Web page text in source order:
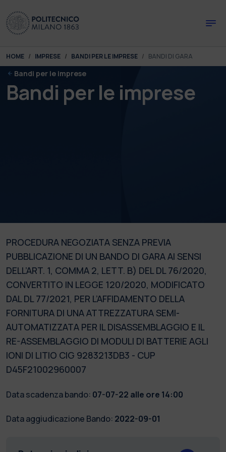
You are here:
HOME IMPRESE BANDI PER LE IMPRESE BANDI DI GARA
Bandi per le imprese
Bandi per le imprese
PROCEDURA NEGOZIATA SENZA PREVIA
PUBBLICAZIONE DI UN BANDO DI GARA AI SENSI
DELL’ART. 1, COMMA 2, LETT. B) DEL DL 76/2020,
CONVERTITO IN LEGGE 120/2020, MODIFICATO
DAL DL 77/2021, PER L’AFFIDAMENTO DELLA
FORNITURA DI UNA ATTREZZATURA SEMI-
AUTOMATIZZATA PER IL DISASSEMBLAGGIO E IL
RE-ASSEMBLAGGIO DI MODULI DI BATTERIE AGLI
IONI DI LITIO CIG 9283213DB3 - CUP
D45F21002960007
Data scadenza bando: 07-07-22 alle ore 14:00
Data aggiudicazione Bando: 2022-09-01